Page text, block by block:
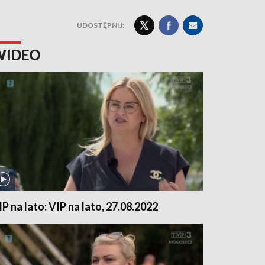
UDOSTĘPNIJ:
na lato: VIP na lato, 27.08.2022